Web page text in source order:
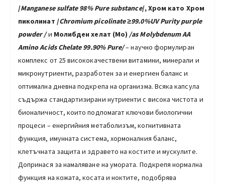
/Manganesesulfate 98% Pure substance/,Хром като Хром
пиколинат /Chromium picolinate≥99.0%UVPurity purple
powder /и Молибден хелат (Mo) /as Molybdenum AA
Amino Acids Chelate 99.90% Pure/– научно формулиран
комплекс от 25 висококачествени витамини, минерали и
микронутриенти, разработен за и енергиен баланс и
оптимална дневна подкрепа на организма. Всяка капсула
съдържа стандартизирани нутриенти с висока чистота и
бионаличност, които подпомагат ключови биологични
процеси – енергийния метаболизъм, когнитивната
функция, имунната система, хормоналния баланс,
клетъчната защита и здравето на костите и мускулите.
Допринася за намаляване на умората. Подкрепя нормална
функция на кожата, косата и ноктите, подобрява